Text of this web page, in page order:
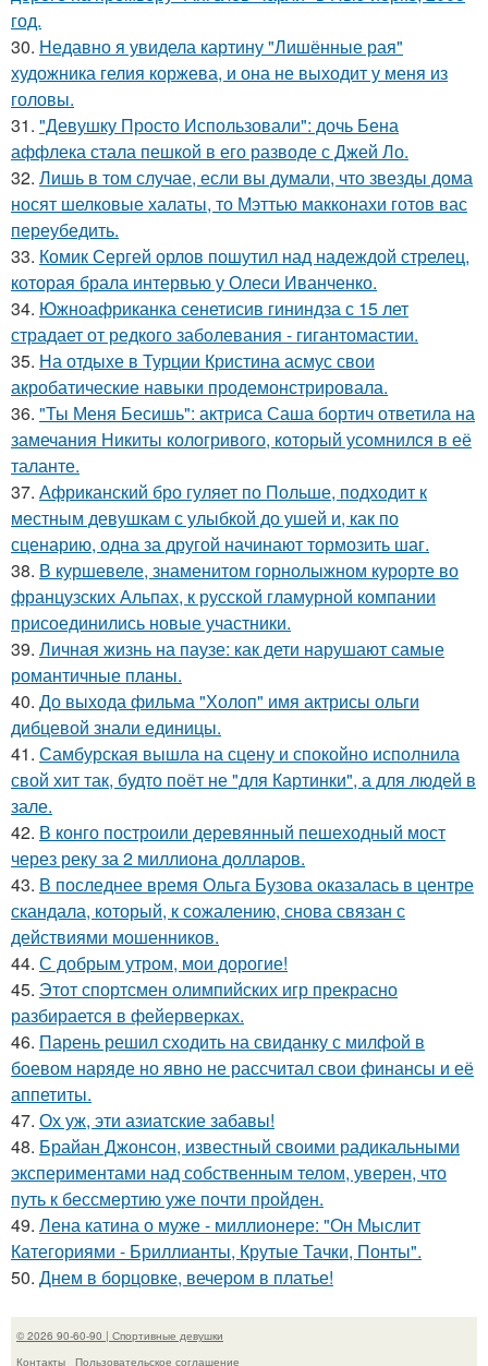
год.
30. Недавно я увидела картину "Лишённые рая"
художника гелия коржева, и она не выходит у меня из
головы.
31. "Девушку Просто Использовали": дочь Бена
аффлека стала пешкой в его разводе с Джей Ло.
32. Лишь в том случае, если вы думали, что звезды дома
носят шелковые халаты, то Мэттью макконахи готов вас
переубедить.
33. Комик Сергей орлов пошутил над надеждой стрелец,
которая брала интервью у Олеси Иванченко.
34. Южноафриканка сенетисив гининдза с 15 лет
страдает от редкого заболевания - гигантомастии.
35. На отдыхе в Турции Кристина асмус свои
акробатические навыки продемонстрировала.
36. "Ты Меня Бесишь": актриса Саша бортич ответила на
замечания Никиты кологривого, который усомнился в её
таланте.
37. Африканский бро гуляет по Польше, подходит к
местным девушкам с улыбкой до ушей и, как по
сценарию, одна за другой начинают тормозить шаг.
38. В куршевеле, знаменитом горнолыжном курорте во
французских Альпах, к русской гламурной компании
присоединились новые участники.
39. Личная жизнь на паузе: как дети нарушают самые
романтичные планы.
40. До выхода фильма "Холоп" имя актрисы ольги
дибцевой знали единицы.
41. Самбурская вышла на сцену и спокойно исполнила
свой хит так, будто поёт не "для Картинки", а для людей в
зале.
42. В конго построили деревянный пешеходный мост
через реку за 2 миллиона долларов.
43. В последнее время Ольга Бузова оказалась в центре
скандала, который, к сожалению, снова связан с
действиями мошенников.
44. С добрым утром, мои дорогие!
45. Этот спортсмен олимпийских игр прекрасно
разбирается в фейерверках.
46. Парень решил сходить на свиданку с милфой в
боевом наряде но явно не рассчитал свои финансы и её
аппетиты.
47. Ох уж, эти азиатские забавы!
48. Брайан Джонсон, известный своими радикальными
экспериментами над собственным телом, уверен, что
путь к бессмертию уже почти пройден.
49. Лена катина о муже - миллионере: "Он Мыслит
Категориями - Бриллианты, Крутые Тачки, Понты".
50. Днем в борцовке, вечером в платье!
© 2026 90-60-90 | Спортивные девушки
Контакты
Пользовательское соглашение